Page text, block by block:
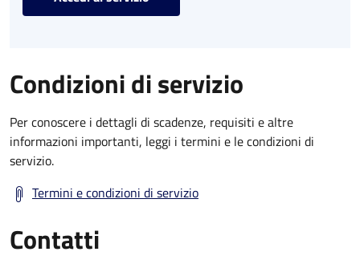
Condizioni di servizio
Per conoscere i dettagli di scadenze, requisiti e altre
informazioni importanti, leggi i termini e le condizioni di
servizio.
Termini e condizioni di servizio
Contatti